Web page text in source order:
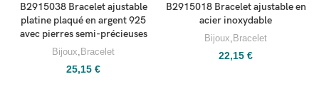
B2915038 Bracelet ajustable
platine plaqué en argent 925
avec pierres semi-précieuses
Bijoux, Bracelet
25,15 €
B2915018 Bracelet ajustable en
acier inoxydable
Bijoux, Bracelet
22,15 €